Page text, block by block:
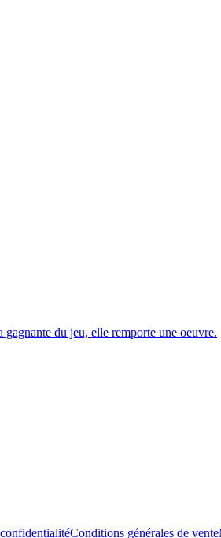
du jeu, elle remporte une oeuvre.
Conditions générales de vente